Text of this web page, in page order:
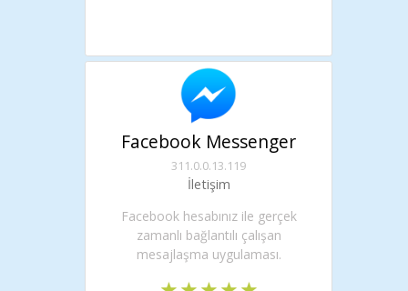
Facebook Messenger
311.0.0.13.119
İletişim
Facebook hesabınız ile gerçek
zamanlı bağlantılı çalışan
mesajlaşma uygulaması.